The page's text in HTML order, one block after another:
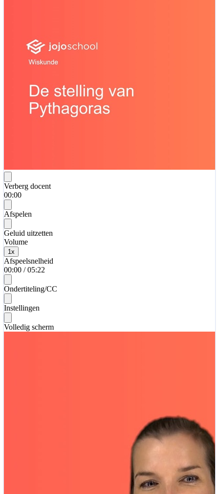
Verberg docent
00:00
Afspelen
Geluid uitzetten
Volume
1x
Afspeelsnelheid
00:00 / 05:22
Ondertiteling/CC
Instellingen
Volledig scherm